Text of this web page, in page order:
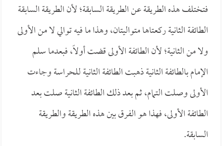
فتختلف هذه الطريقة عن الطريقة السابقة؛ لأن الطريقة السابقة
الطائفة الثانية ركعتاها متواليتان، وهذا ما فيه توالي لا من الأولى
ولا من الثانية؛ لأن الطائفة الأولى قضت أولاً، فبعدما سلم
الإمام بالطائفة الثانية ذهبت الطائفة الثانية للحراسة وجاءت
الأولى وصلت التمام، ثم بعد ذلك الطائفة الثانية صلت بعد
الطائفة الأولى، فهذا هو الفرق بين هذه الطريقة والطريقة
السابقة.